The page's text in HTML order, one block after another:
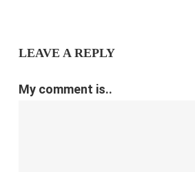
LEAVE A REPLY
My comment is..